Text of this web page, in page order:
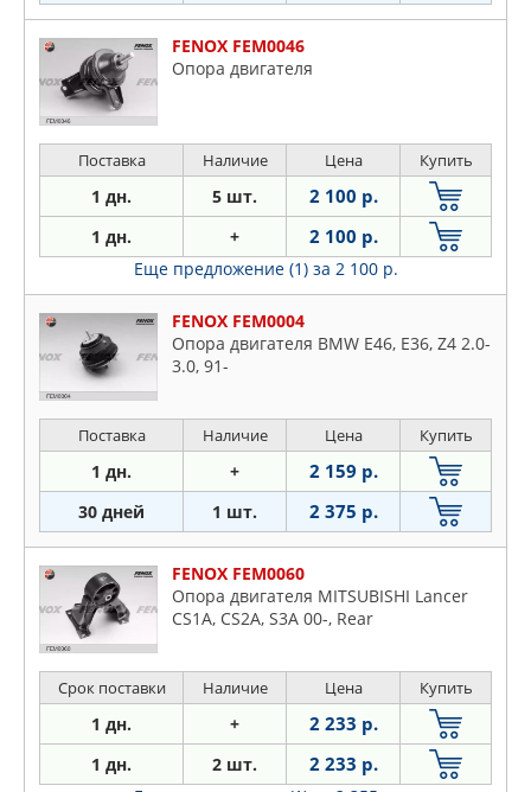
FENOX FEM0046
Опора двигателя
Поставка Наличие Цена Купить
1 дн. 5 шт. 2 100 р.
1 дн. + 2 100 р.
Еще предложение (1) за 2 100 р.
FENOX FEM0004
Опора двигателя BMW E46, E36, Z4 2.0-
3.0, 91-
Поставка Наличие Цена Купить
1 дн. + 2 159 р.
30 дней 1 шт. 2 375 р.
FENOX FEM0060
Опора двигателя MITSUBISHI Lancer
CS1A, CS2A, S3A 00-, Rear
Срок поставки Наличие Цена Купить
1 дн. + 2 233 р.
1 дн. 2 шт. 2 233 р.